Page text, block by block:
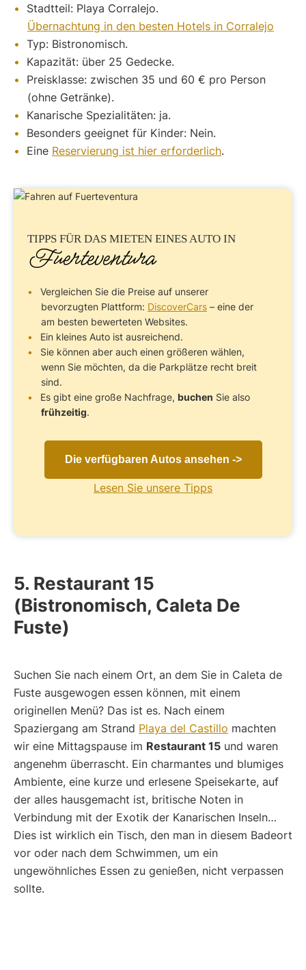
Stadtteil: Playa Corralejo.
Übernachtung in den besten Hotels in Corralejo
Typ: Bistronomisch.
Kapazität: über 25 Gedecke.
Preisklasse: zwischen 35 und 60 € pro Person
(ohne Getränke).
Kanarische Spezialitäten: ja.
Besonders geeignet für Kinder: Nein.
Eine Reservierung ist hier erforderlich.
TIPPS FÜR DAS MIETEN EINES AUTO IN
Fuerteventura
Vergleichen Sie die Preise auf unserer
bevorzugten Plattform: DiscoverCars – eine der
am besten bewerteten Websites.
Ein kleines Auto ist ausreichend.
Sie können aber auch einen größeren wählen,
wenn Sie möchten, da die Parkplätze recht breit
sind.
Es gibt eine große Nachfrage, buchen Sie also
frühzeitig.
Die verfügbaren Autos ansehen ->
Lesen Sie unsere Tipps
5. Restaurant 15
(Bistronomisch, Caleta De
Fuste)
Suchen Sie nach einem Ort, an dem Sie in Caleta de
Fuste ausgewogen essen können, mit einem
originellen Menü? Das ist es. Nach einem
Spaziergang am Strand Playa del Castillo machten
wir eine Mittagspause im Restaurant 15 und waren
angenehm überrascht. Ein charmantes und blumiges
Ambiente, eine kurze und erlesene Speisekarte, auf
der alles hausgemacht ist, britische Noten in
Verbindung mit der Exotik der Kanarischen Inseln…
Dies ist wirklich ein Tisch, den man in diesem Badeort
vor oder nach dem Schwimmen, um ein
ungewöhnliches Essen zu genießen, nicht verpassen
sollte.